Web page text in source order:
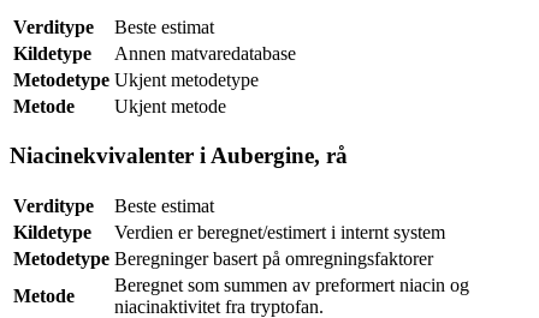
Verditype
Beste estimat
Kildetype
Annen matvaredatabase
Metodetype Ukjent metodetype
Metode
Ukjent metode
Niacinekvivalenter i Aubergine, rå
Verditype
Beste estimat
Kildetype
Verdien er beregnet/estimert i internt system
Metodetype Beregninger basert på omregningsfaktorer
Metode
Beregnet som summen av preformert niacin og
niacinaktivitet fra tryptofan.